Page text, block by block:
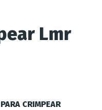
Lmr
CRIMPEAR